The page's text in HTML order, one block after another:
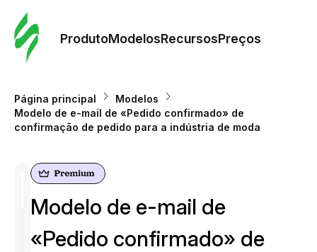
ProdutoModelosRecursosPreços
Página principal
Modelos
Modelo de e-mail de «Pedido confirmado» de
сonfirmação de pedido para a indústria de moda
Modelo de e-mail de
«Pedido confirmado» de